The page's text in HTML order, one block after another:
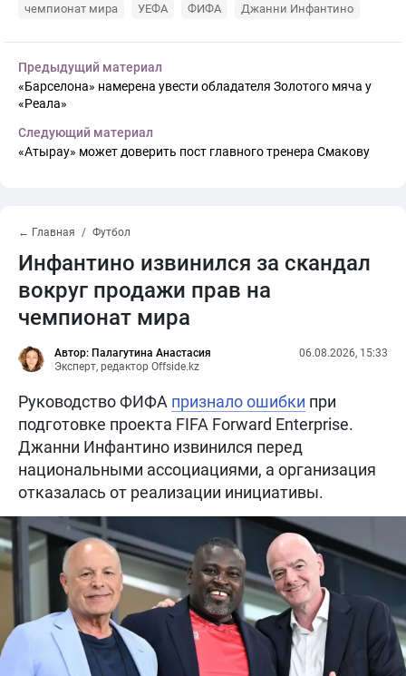
чемпионат мира УЕФА ФИФА Джанни Инфантино
Предыдущий материал
«Барселона» намерена увести обладателя Золотого мяча у
«Реала»
Следующий материал
«Атырау» может доверить пост главного тренера Смакову
← Главная Футбол
Инфантино извинился за скандал
вокруг продажи прав на
чемпионат мира
Автор: Палагутина Анастасия
Эксперт, редактор Offside.kz
06.08.2026, 15:33
Руководство ФИФА признало ошибки при
подготовке проекта FIFA Forward Enterprise.
Джанни Инфантино извинился перед
национальными ассоциациями, а организация
отказалась от реализации инициативы.